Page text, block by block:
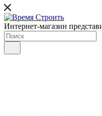
Интернет-магазин